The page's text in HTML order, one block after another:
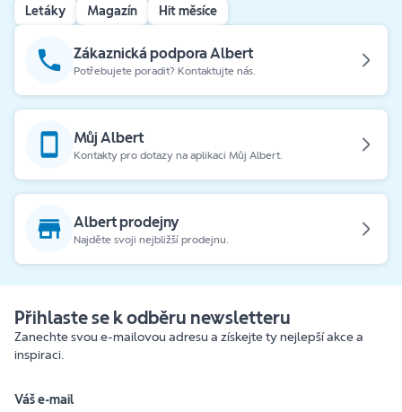
Letáky Magazín Hit měsíce
Zákaznická podpora Albert
Potřebujete poradit? Kontaktujte nás.
Můj Albert
Kontakty pro dotazy na aplikaci Můj Albert.
Albert prodejny
Najděte svoji nejbližší prodejnu.
Přihlaste se k odběru newsletteru
Zanechte svou e-mailovou adresu a získejte ty nejlepší akce a
inspiraci.
Váš e-mail